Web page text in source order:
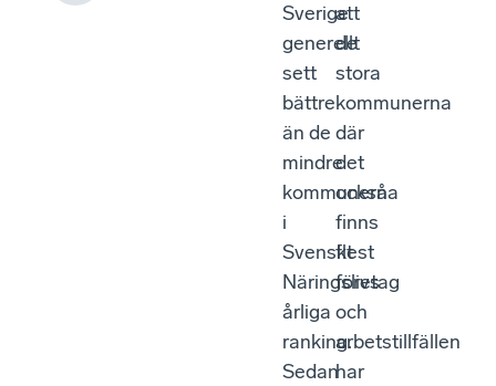
Sverige
generellt
sett
bättre
än de
mindre
kommunerna
i
Svenskt
Näringslivs
årliga
ranking.
Sedan
att
de
stora
kommunerna
där
det
också
finns
flest
företag
och
arbetstillfällen
har